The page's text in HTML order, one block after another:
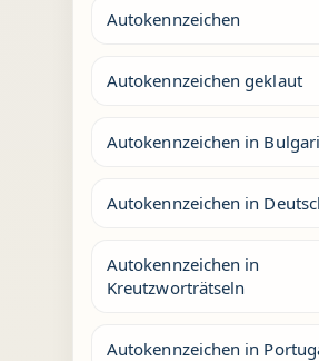
Autokennzeichen
Autokennzeichen geklaut
Autokennzeichen in
Autokennzeichen in
Autokennzeichen in
Kreutzworträtseln
Autokennzeichen in